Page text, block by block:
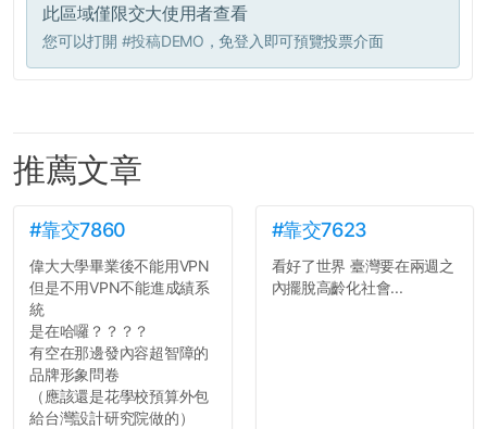
此區域僅限交大使用者查看
您可以打開 #投稿DEMO ，免登入即可預覽投票介面
推薦文章
#靠交7860
偉大大學畢業後不能用VPN
但是不用VPN不能進成績系
統
是在哈囉？？？？
有空在那邊發內容超智障的
品牌形象問卷
（應該還是花學校預算外包
給台灣設計研究院做的）
#靠交7623
看好了世界 臺灣要在兩週之
內擺脫高齡化社會...